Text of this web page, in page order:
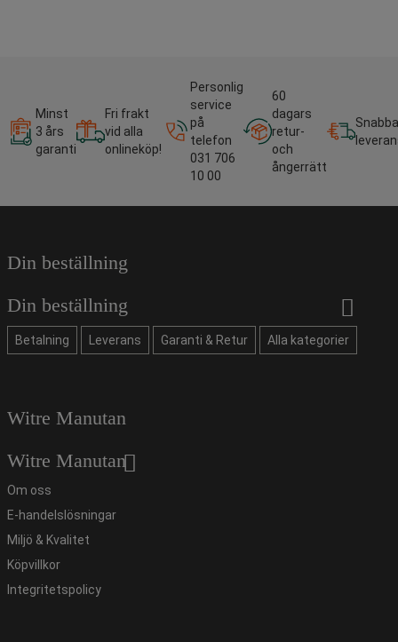
Minst
3 års
garanti
Fri frakt
vid alla
onlineköp!
Personlig
service
på
telefon
031 706
10 00
60
dagars
retur-
och
ångerrätt
Snabba
Din beställning
Din beställning
Betalning Leverans Garanti & Retur Alla kategorier
Witre Manutan
Witre Manutan
Om oss
E-handelslösningar
Miljö & Kvalitet
Köpvillkor
Integritetspolicy